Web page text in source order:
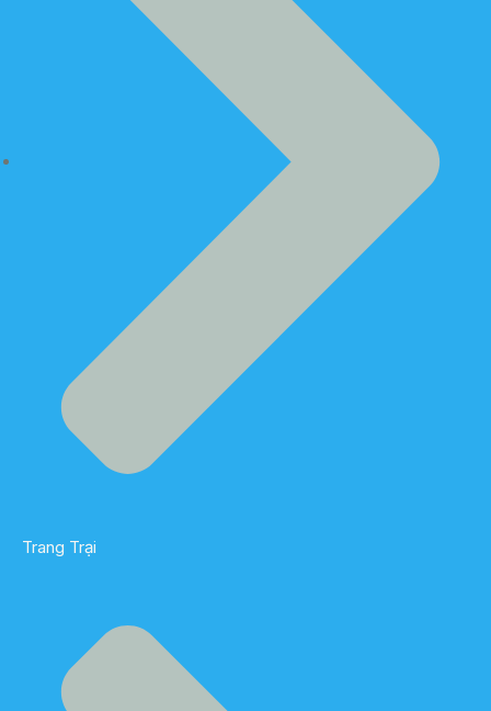
Trang Trại